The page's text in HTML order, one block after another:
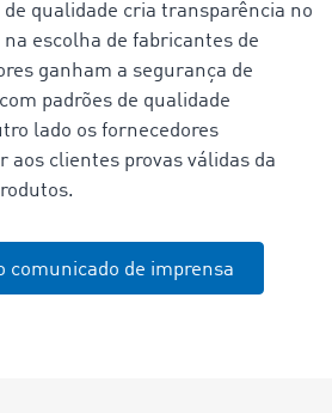
de qualidade cria transparência no
escolha de fabricantes de
ganham a segurança de
padrões de qualidade
lado os fornecedores
aos clientes provas válidas da
comunicado de imprensa